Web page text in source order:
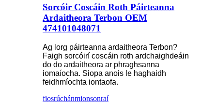
Sorcóir Coscáin Roth Páirteanna
Ardaitheora Terbon OEM
474101048071
Ag lorg páirteanna ardaitheora Terbon?
Faigh sorcóirí coscáin roth ardchaighdeáin
do do ardaitheora ar phraghsanna
iomaíocha. Siopa anois le haghaidh
feidhmíochta iontaofa.
fiosrúchánmionsonraí